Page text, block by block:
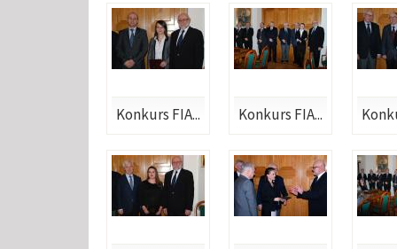
Konkurs FIA... Konkurs FIA...